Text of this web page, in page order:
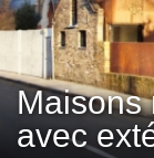
Maisons
avec